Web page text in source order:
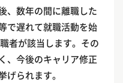
、数年の間に離職した
で遅れて就職活動を始
者が該当します。その
、今後のキャリア修正
げられます。